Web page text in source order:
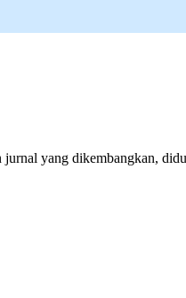
yang dikembangkan,